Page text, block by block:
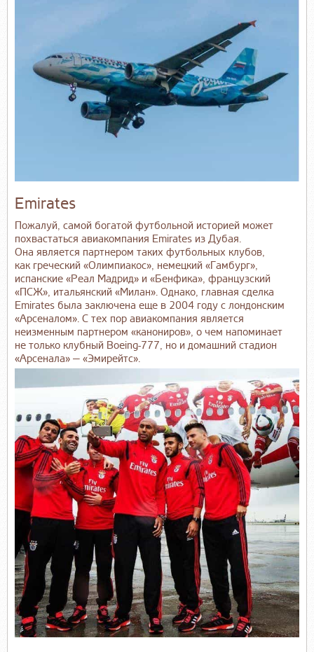
Emirates
Пожалуй, самой богатой футбольной историей может
похвастаться авиакомпания Emirates из Дубая.
Она является партнером таких футбольных клубов,
как греческий «Олимпиакос», немецкий «Гамбург»,
испанские «Реал Мадрид» и «Бенфика», французский
«ПСЖ», итальянский «Милан». Однако, главная сделка
Emirates была заключена еще в 2004 году с лондонским
«Арсеналом». С тех пор авиакомпания является
неизменным партнером «канониров», о чем напоминает
не только клубный Boeing-777, но и домашний стадион
«Арсенала» — «Эмирейтс».